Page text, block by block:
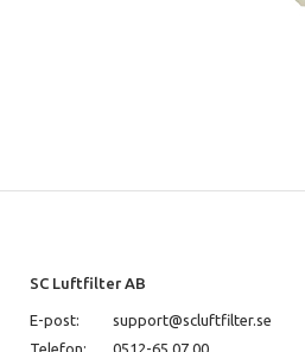
SC Luftfilter AB
E-post:
support@scluftfilter.se
Telefon:
0512-65 07 00